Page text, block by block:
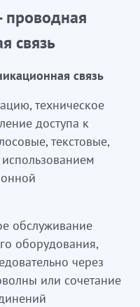
байланыс
дауыстық,
беру немесе
пайдаланукіреді
радиотолқындар
ретпен
коммутациялық-
және техникалық
связь
связь
техническое
доступа к
текстовые,
обслуживание
оборудования,
через
или сочетание